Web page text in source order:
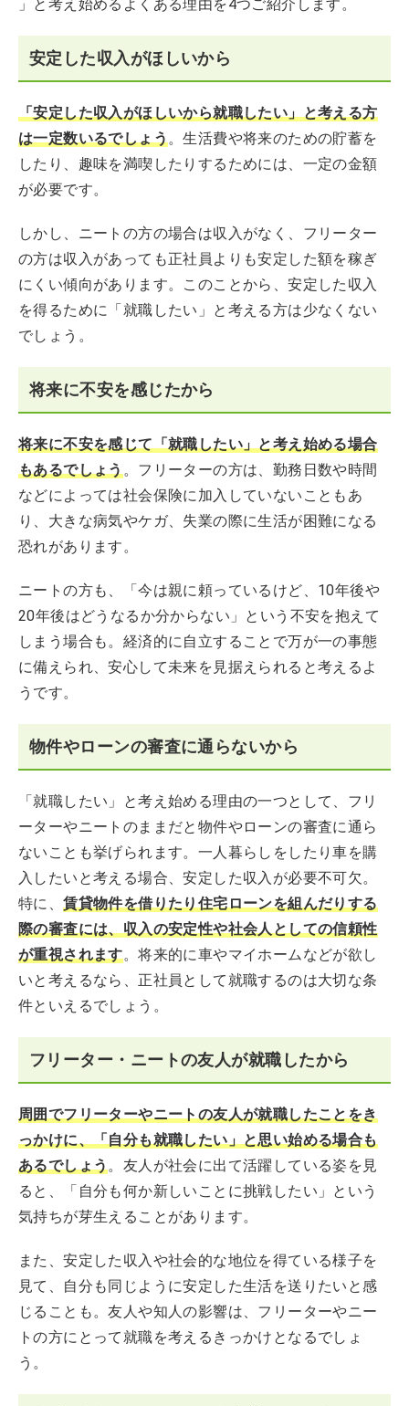
」と考え始めるよくある理由を4つご紹介します。
安定した収入がほしいから
「安定した収入がほしいから就職したい」と考える方
は一定数いるでしょう。生活費や将来のための貯蓄を
したり、趣味を満喫したりするためには、一定の金額
が必要です。
しかし、ニートの方の場合は収入がなく、フリーター
の方は収入があっても正社員よりも安定した額を稼ぎ
にくい傾向があります。このことから、安定した収入
を得るために「就職したい」と考える方は少なくない
でしょう。
将来に不安を感じたから
将来に不安を感じて「就職したい」と考え始める場合
もあるでしょう。フリーターの方は、勤務日数や時間
などによっては社会保険に加入していないこともあ
り、大きな病気やケガ、失業の際に生活が困難になる
恐れがあります。
ニートの方も、「今は親に頼っているけど、10年後や
20年後はどうなるか分からない」という不安を抱えて
しまう場合も。経済的に自立することで万が一の事態
に備えられ、安心して未来を見据えられると考えるよ
うです。
物件やローンの審査に通らないから
「就職したい」と考え始める理由の一つとして、フリ
ーターやニートのままだと物件やローンの審査に通ら
ないことも挙げられます。一人暮らしをしたり車を購
入したいと考える場合、安定した収入が必要不可欠。
特に、賃貸物件を借りたり住宅ローンを組んだりする
際の審査には、収入の安定性や社会人としての信頼性
が重視されます。将来的に車やマイホームなどが欲し
いと考えるなら、正社員として就職するのは大切な条
件といえるでしょう。
フリーター・ニートの友人が就職したから
周囲でフリーターやニートの友人が就職したことをき
っかけに、「自分も就職したい」と思い始める場合も
あるでしょう。友人が社会に出て活躍している姿を見
ると、「自分も何か新しいことに挑戦したい」という
気持ちが芽生えることがあります。
また、安定した収入や社会的な地位を得ている様子を
見て、自分も同じように安定した生活を送りたいと感
じることも。友人や知人の影響は、フリーターやニー
トの方にとって就職を考えるきっかけとなるでしょ
う。